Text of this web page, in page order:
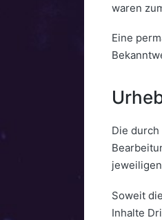
waren
Eine
Die
Soweit
Inhalte